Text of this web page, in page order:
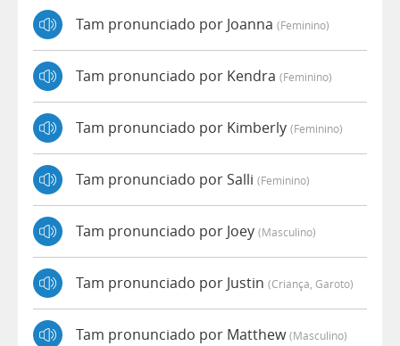
Tam pronunciado por Joanna (feminino)
Tam pronunciado por Kendra (feminino)
Tam pronunciado por Kimberly (feminino)
Tam pronunciado por Salli (feminino)
Tam pronunciado por Joey (masculino)
Tam pronunciado por Justin (criança, Garoto)
Tam pronunciado por Matthew(masculino)